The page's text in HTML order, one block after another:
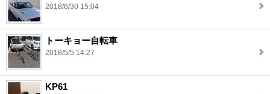
2018/6/30 15:04
トーキョー自転車
2018/5/5 14:27
KP61